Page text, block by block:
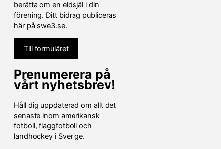
berätta om en eldsjäl i din
förening. Ditt bidrag publiceras
här på swe3.se.
Till formuläret
Prenumerera på
vårt nyhetsbrev!
Håll dig uppdaterad om allt det
senaste inom amerikansk
fotboll, flaggfotboll och
landhockey i Sverige.